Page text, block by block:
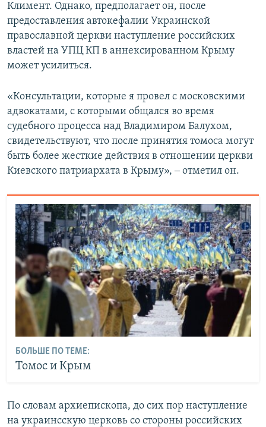
Климент. Однако, предполагает он, после
предоставления автокефалии Украинской
православной церкви наступление российских
властей на УПЦ КП в аннексированном Крыму
может усилиться.
«Консультации, которые я провел с московскими
адвокатами, с которыми общался во время
судебного процесса над Владимиром Балухом,
свидетельствуют, что после принятия томоса могут
быть более жесткие действия в отношении церкви
Киевского патриархата в Крыму», ‒ отметил он.
БОЛЬШЕ ПО ТЕМЕ:
Томос и Крым
По словам архиепископа, до сих пор наступление
на украинсскую церковь со стороны российских